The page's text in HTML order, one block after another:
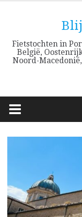
Fietstochten in
België,
Noord-